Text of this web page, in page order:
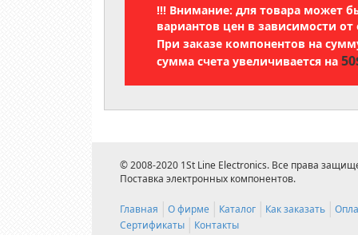
!!! Внимание: для товара может
вариантов цен в зависимости от
При заказе компонентов на
сумма счета увеличивается на
© 2008-2020 1St Line Electronics. Все права
Поставка электронных компонентов.
Главная О фирме Каталог Как заказать
Сертификаты
Контакты